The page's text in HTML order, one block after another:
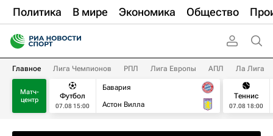
Политика В мире Экономика Общество
Главное Лига Чемпионов РПЛ Лига Европы АПЛ Ла Лига
Матч-
центр
Футбол
07.08 15:00
Бавария
Астон Вилла
Теннис
07.08 18:00